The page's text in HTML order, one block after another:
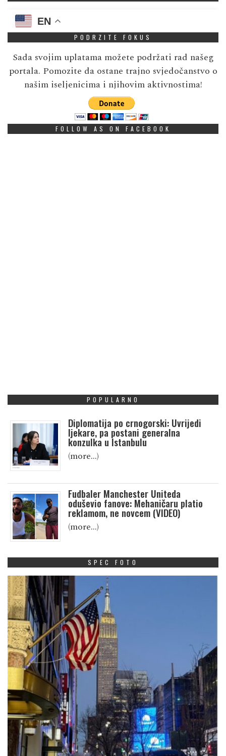
EN
PODRZITE FOKUS
Sada svojim uplatama možete podržati rad našeg
portala. Pomozite da ostane trajno svjedočanstvo o
našim iseljenicima i njihovim aktivnostima!
FOLLOW AS ON FACEBOOK
POPULARNO
Diplomatija po crnogorski: Uvrijedi
ljekare, pa postani generalna
konzulka u Istanbulu
(more…)
Fudbaler Manchester Uniteda
oduševio fanove: Mehaničaru platio
reklamom, ne novcem (VIDEO)
(more…)
SPEC FOTO